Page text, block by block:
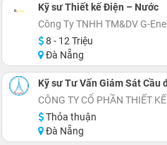
Kỹ sư Thiết kế Điện – Nước
Công Ty TNHH TM&DV G-
8 - 12 Triệu
Đà Nẵng
Kỹ sư Tư Vấn Giám Sát Cầu
CÔNG TY CỔ PHẦN THIẾT
Thỏa thuận
Đà Nẵng